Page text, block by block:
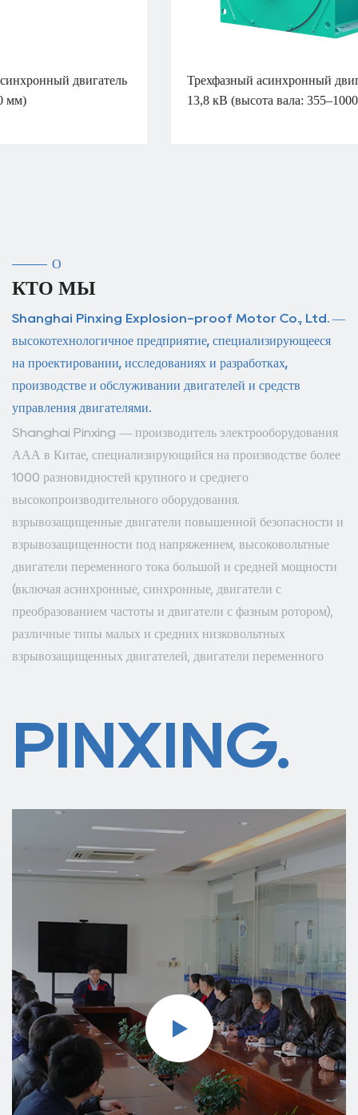
Трехфазный асинхронный двигатель серии YKK 3–
13,8 кВ (высота вала: 355–1000 мм)
О
КТО МЫ
Shanghai Pinxing Explosion-proof Motor Co., Ltd. —
высокотехнологичное предприятие, специализирующееся
на проектировании, исследованиях и разработках,
производстве и обслуживании двигателей и средств
управления двигателями.
Shanghai Pinxing — производитель электрооборудования
ААА в Китае, специализирующийся на производстве более
1000 разновидностей крупного и среднего
высокопроизводительного оборудования.
взрывозащищенные двигатели повышенной безопасности и
взрывозащищенности под напряжением, высоковольтные
двигатели переменного тока большой и средней мощности
(включая асинхронные, синхронные, двигатели с
преобразованием частоты и двигатели с фазным ротором),
различные типы малых и средних низковольтных
взрывозащищенных двигателей, двигатели переменного
широко используются в областях добычи угля, металлургии,
цемента, производства бумаги, защиты окружающей среды,
нефти, химии, текстиля, дорожного движения, водного
предприятия. Мы движемся к энергосбережению,
эффективности, защите окружающей среды, комплексной
автоматизации и интернационализации. Компания
Shanghai Pinxing Explosion-proof Motor Co., Ltd
стремится предоставлять хорошие продукты для двигателей
и решения в области технологий двигателей для глобальных
промышленных предприятий и различных областей, а также
превратить компанию «Pinxing» в поставщика решений в
области технологий двигателей и производителя
двигателей в мировой автомобильной промышленности.
PINXING.